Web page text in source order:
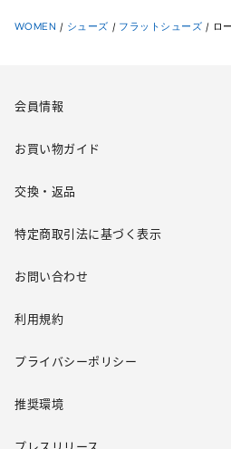
WOMEN / シューズ / フラットシューズ / ロ
会員情報
お買い物ガイド
交換・返品
特定商取引法に基づく表示
お問い合わせ
利用規約
プライバシーポリシー
推奨環境